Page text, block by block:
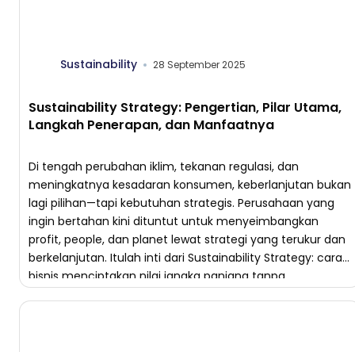
Sustainability 28 September 2025
Sustainability Strategy: Pengertian, Pilar Utama,
Langkah Penerapan, dan Manfaatnya
Di tengah perubahan iklim, tekanan regulasi, dan
meningkatnya kesadaran konsumen, keberlanjutan bukan
lagi pilihan—tapi kebutuhan strategis. Perusahaan yang
ingin bertahan kini dituntut untuk menyeimbangkan
profit, people, dan planet lewat strategi yang terukur dan
berkelanjutan. Itulah inti dari Sustainability Strategy: cara
bisnis menciptakan nilai jangka panjang tanpa